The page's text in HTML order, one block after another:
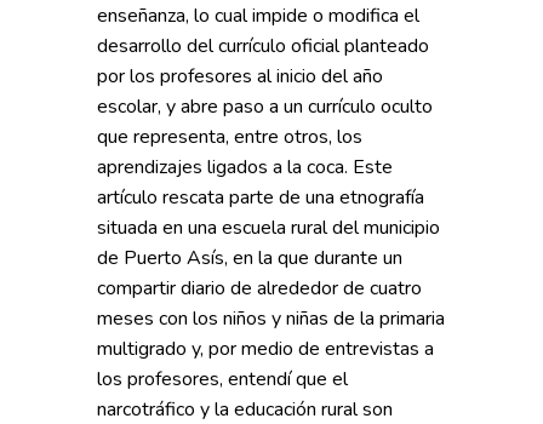
enseñanza, lo cual impide o modifica el
desarrollo del currículo oficial planteado
por los profesores al inicio del año
escolar, y abre paso a un currículo oculto
que representa, entre otros, los
aprendizajes ligados a la coca. Este
artículo rescata parte de una etnografía
situada en una escuela rural del municipio
de Puerto Asís, en la que durante un
compartir diario de alrededor de cuatro
meses con los niños y niñas de la primaria
multigrado y, por medio de entrevistas a
los profesores, entendí que el
narcotráfico y la educación rural son